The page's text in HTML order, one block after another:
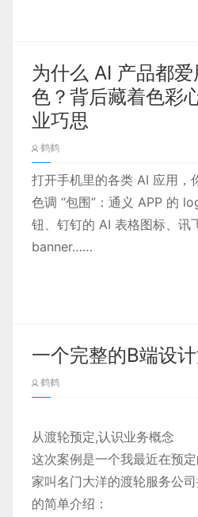
标」如何平衡的深度思考，
日本设计常被视为高级感的
时能保证信息足够清晰明了
哲学的独特美学——「间」（
（Wabi-Sabi），一种于克制
非悬浮的理论，而是可以被转
用准则。
对我们而言，其核心是
通过克制的色彩、有序的留
践行“少即是多”的哲学理论
（https://
于高饱和度的色彩，源自自
低饱和度、低明度的配色
性，会考虑适度选择
樱色、松绿、靛蓝
三个颜色，唤起用户对日本
简单来说：樱色、松绿、靛蓝
为什么 AI 产品都
色？背后藏着色彩
业巧思
鹤鹤
打开手机里的各类 AI 应用，
色调 “包围”：通义 APP 的
钮、钉钉的 AI 表格图标、讯
banner……
可用的色彩那么丰富，为何
设计巧思。
一个完整的B端设
鹤鹤
从渡轮预定,认识业务概念
这次案例是一个我最近在预
家叫名门大洋的渡轮服务公
的简单介绍：